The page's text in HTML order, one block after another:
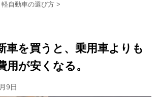
軽自動車の選び方 >
車を買うと、乗用車よりも
用が安くなる。
9日